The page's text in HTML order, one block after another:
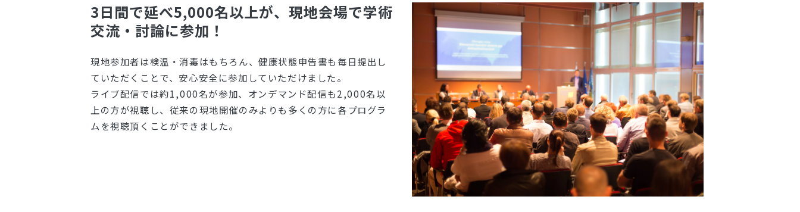
3日間で延べ5,000名以上が、現地会場で学術
交流・討論に参加！
現地参加者は検温・消毒はもちろん、健康状態申告書も毎日提出し
ていただくことで、安心安全に参加していただけました。
ライブ配信では約1,000名が参加、オンデマンド配信も2,000名以
上の方が視聴し、従来の現地開催のみよりも多くの方に各プログラ
ムを視聴頂くことができました。